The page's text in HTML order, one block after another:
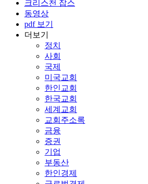
크리스천 잡스
동영상
pdf 보기
더보기
정치
사회
국제
미국교회
한인교회
한국교회
세계교회
교회주소록
금융
증권
기업
부동산
한인경제